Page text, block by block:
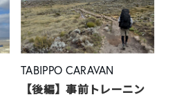
TABIPPO CARAVAN
【後編】事前トレーニン